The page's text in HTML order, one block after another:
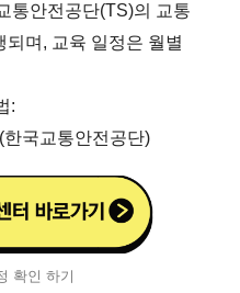
통안전공단(TS)의 교통
며, 교육 일정은 월별
:
국교통안전공단)
확인 하기